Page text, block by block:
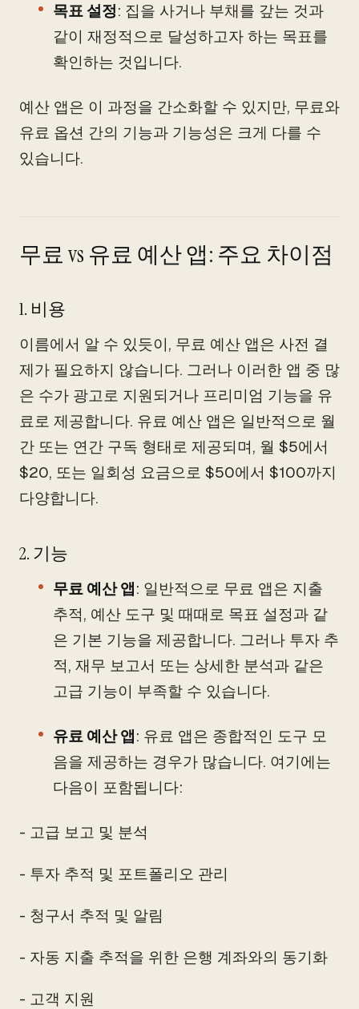
목표 설정: 집을 사거나 부채를 갚는 것과
같이 재정적으로 달성하고자 하는 목표를
확인하는 것입니다.
예산 앱은 이 과정을 간소화할 수 있지만, 무료와
유료 옵션 간의 기능과 기능성은 크게 다를 수
있습니다.
무료 vs 유료 예산 앱: 주요 차이점
1. 비용
이름에서 알 수 있듯이, 무료 예산 앱은 사전 결
제가 필요하지 않습니다. 그러나 이러한 앱 중 많
은 수가 광고로 지원되거나 프리미엄 기능을 유
료로 제공합니다. 유료 예산 앱은 일반적으로 월
간 또는 연간 구독 형태로 제공되며, 월 $5에서
$20, 또는 일회성 요금으로 $50에서 $100까지
다양합니다.
2. 기능
무료 예산 앱: 일반적으로 무료 앱은 지출
추적, 예산 도구 및 때때로 목표 설정과 같
은 기본 기능을 제공합니다. 그러나 투자 추
적, 재무 보고서 또는 상세한 분석과 같은
고급 기능이 부족할 수 있습니다.
유료 예산 앱: 유료 앱은 종합적인 도구 모
음을 제공하는 경우가 많습니다. 여기에는
다음이 포함됩니다:
- 고급 보고 및 분석
- 투자 추적 및 포트폴리오 관리
- 청구서 추적 및 알림
- 자동 지출 추적을 위한 은행 계좌와의 동기화
- 고객 지원